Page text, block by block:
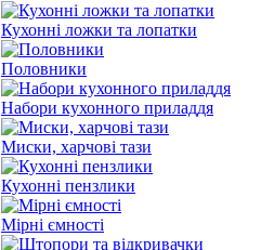
Кухонні ложки та лопатки
Половники
Набори кухонного приладдя
Миски, харчові тази
Кухонні пензлики
Мірні ємності